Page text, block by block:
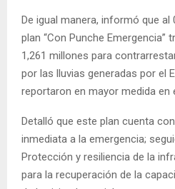
De igual manera, informó que
plan “Con Punche
1,261 millones para
por las lluvias generadas por el
reportaron en mayor medida en
Detalló que este plan cuenta
inmediata a la emergencia;
Protección y resiliencia de la
para la recuperación de la